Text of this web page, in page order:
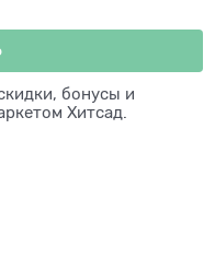
бонусы и
Хитсад.